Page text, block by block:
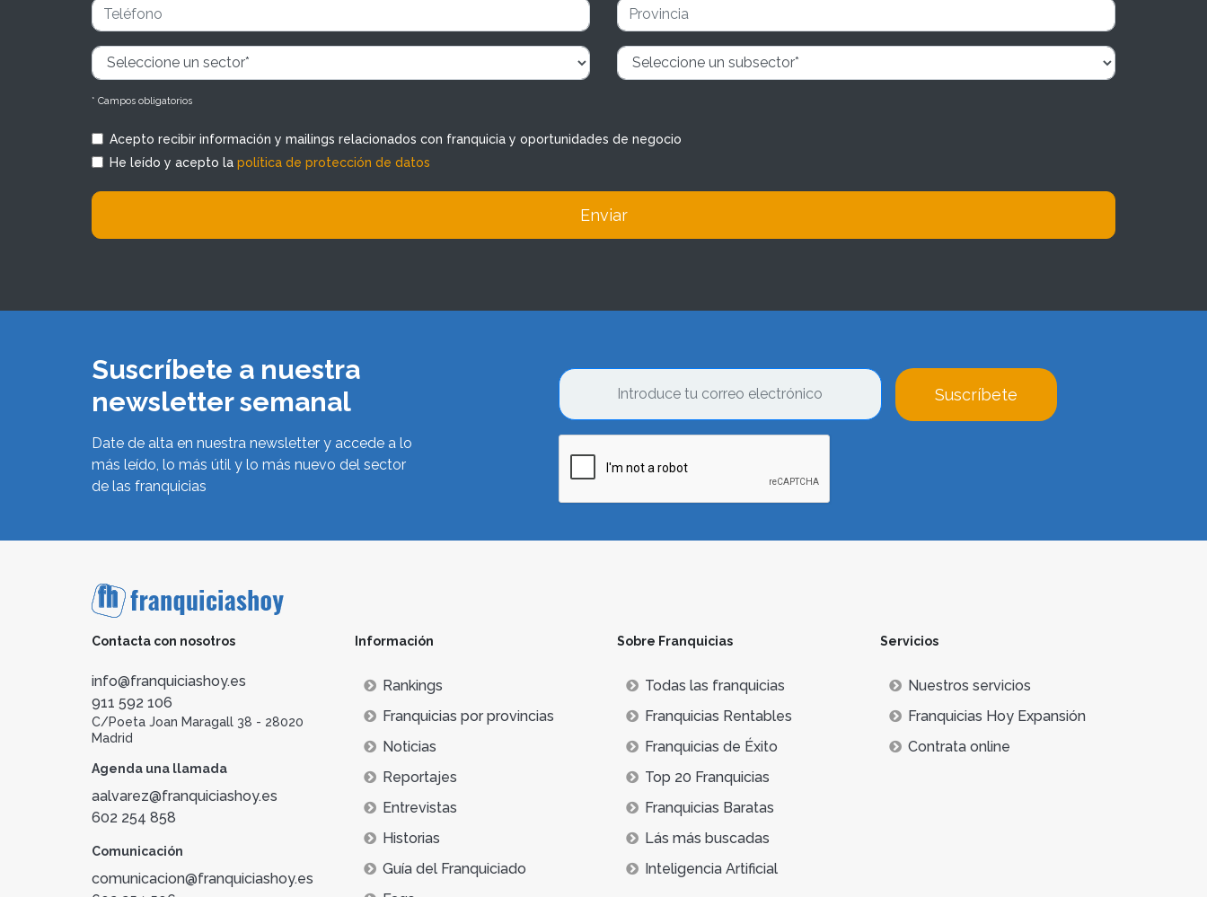
* Campos obligatorios
Acepto recibir información y mailings relacionados con franquicia y oportunidades de negocio
He leído y acepto la política de protección de datos
Enviar
Suscríbete a nuestra
newsletter semanal
Date de alta en nuestra newsletter y accede a lo
más leído, lo más útil y lo más nuevo del sector
de las franquicias
Suscríbete
Contacta con nosotros
info@franquiciashoy.es
911 592 106
C/Poeta Joan Maragall 38 - 28020
Madrid
Agenda una llamada
aalvarez@franquiciashoy.es
602 254 858
Comunicación
comunicacion@franquiciashoy.es
Información
Rankings
Franquicias por provincias
Noticias
Reportajes
Entrevistas
Historias
Guía del Franquiciado
Sobre Franquicias
Todas las franquicias
Franquicias Rentables
Franquicias de Éxito
Top 20 Franquicias
Franquicias Baratas
Lás más buscadas
Inteligencia Artificial
Servicios
Nuestros servicios
Franquicias Hoy Expansión
Contrata online